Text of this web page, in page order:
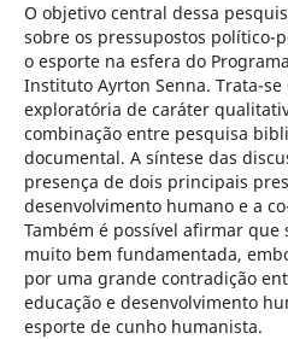
O objetivo central dessa
sobre os pressupostos político-
o esporte na esfera do
Instituto Ayrton Senna. Trata-
exploratória de caráter
combinação entre pesquisa
documental. A síntese das
presença de dois principais
desenvolvimento humano e a
Também é possível afirmar
muito bem fundamentada,
por uma grande contradição
educação e desenvolvimento
esporte de cunho humanista.